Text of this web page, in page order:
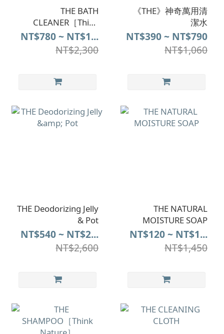
THE BATH
CLEANER［Think
Nature］
NT$780 ~ NT$1...
NT$2,300
《THE》神奇萬用清
潔水
NT$390 ~ NT$790
NT$1,060
THE Deodorizing Jelly
& Pot
NT$540 ~ NT$2...
NT$2,600
THE NATURAL
MOISTURE SOAP
NT$120 ~ NT$1...
NT$1,450